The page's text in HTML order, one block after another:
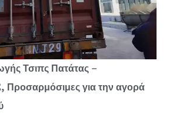
Τσιπς Πατάτας –
Προσαρμόσιμες για την αγορά